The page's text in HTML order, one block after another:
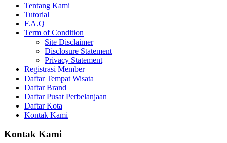
Tentang Kami
Tutorial
F.A.Q
Term of Condition
Site Disclaimer
Disclosure Statement
Privacy Statement
Registrasi Member
Daftar Tempat Wisata
Daftar Brand
Daftar Pusat Perbelanjaan
Daftar Kota
Kontak Kami
Kontak Kami